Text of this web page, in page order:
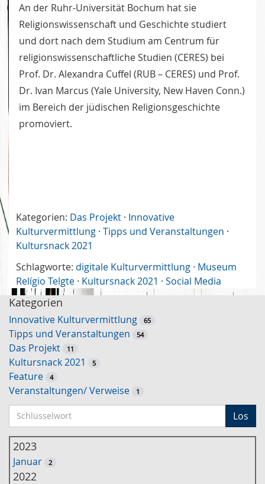
An der Ruhr-Universität Bochum hat sie
Religionswissenschaft und Geschichte studiert
und dort nach dem Studium am Centrum für
religionswissenschaftliche Studien (CERES) bei
Prof. Dr. Alexandra Cuffel (RUB – CERES) und Prof.
Dr. Ivan Marcus (Yale University, New Haven Conn.)
im Bereich der jüdischen Religionsgeschichte
promoviert.
Kategorien: Das Projekt · Innovative
Kulturvermittlung · Tipps und Veranstaltungen ·
Kultursnack 2021
Schlagworte: digitale Kulturvermittlung · Museum
Relígio Telgte · Kultursnack 2021 · Social Media
Kategorien
Innovative Kulturvermittlung 65
Tipps und Veranstaltungen 54
Das Projekt 11
Kultursnack 2021 5
Feature 4
Veranstaltungen/ Verweise 1
c
h
ü
Los
2023
Januar 2
2022